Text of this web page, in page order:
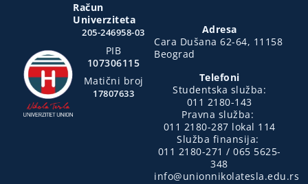
Račun
Univerziteta
205-246958-03
PIB
107306115
Matični broj
17807633
Adresa
Cara Dušana 62-64, 11158
Beograd
Telefoni
Studentska služba:
011 2180-143
Pravna služba:
011 2180-287 lokal 114
Služba finansija:
011 2180-271 / 065 5625-
348
info@unionnikolatesla.edu.rs